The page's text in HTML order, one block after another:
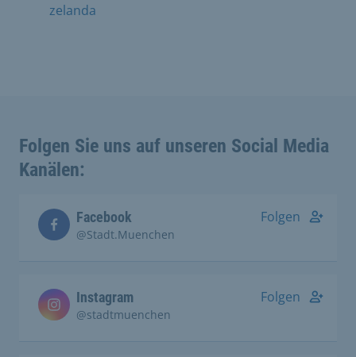
zelanda
Folgen Sie uns auf unseren Social Media
Kanälen:
Facebook
@Stadt.Muenchen
Folgen
Instagram
@stadtmuenchen
Folgen